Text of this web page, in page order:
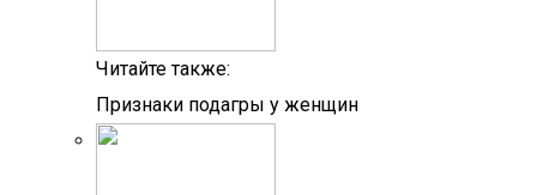
Читайте также:
Признаки подагры у женщин